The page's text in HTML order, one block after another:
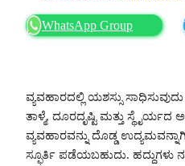
WhatsApp Group
ವ್ಯವಹಾರದಲ್ಲಿ ಯಶಸ್ಸು
ತಾಳ್ಮೆ, ದೂರದೃಷ್ಟಿ ಮತ್ತು ಸ್ಥೈರ್ಯದ
ವ್ಯವಹಾರವನ್ನು ದೊಡ್ಡ
ಸ್ಫೂರ್ತಿ ಪಡೆಯಬಹುದು.